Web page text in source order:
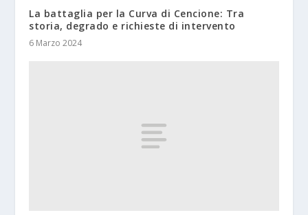
La battaglia per la Curva di Cencione: Tra
storia, degrado e richieste di intervento
6 Marzo 2024